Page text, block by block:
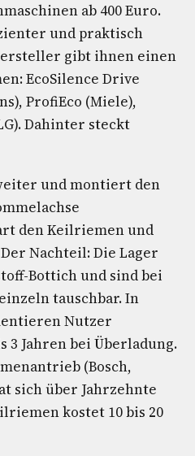
ab 400 Euro.
und praktisch
gibt ihnen einen
EcoSilence Drive
ProfiEco (Miele),
Dahinter steckt
und montiert den
den Keilriemen und
Nachteil: Die Lager
Bottich und sind bei
tauschbar. In
Nutzer
3 Jahren bei Überladung.
(Bosch,
sich über Jahrzehnte
kostet 10 bis 20